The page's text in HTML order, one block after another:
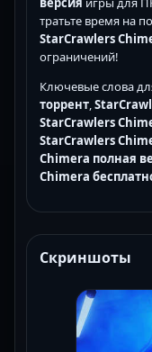
тратьте время на
StarCrawlers
ограничений!
Ключевые слова
торрент,
StarCrawlers
StarCrawlers
Chimera полная
Chimera
Скриншоты